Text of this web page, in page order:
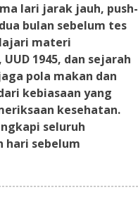
lari jarak jauh, push-
bulan sebelum tes
materi
1945, dan sejarah
pola makan dan
kebiasaan yang
kesehatan.
seluruh
hari sebelum